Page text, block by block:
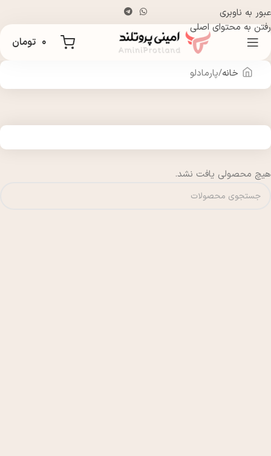
عبور به ناوبری
رفتن به محتوای اصلی
۰ تومان
خانه پارمادلو
هیچ محصولی یافت نشد.